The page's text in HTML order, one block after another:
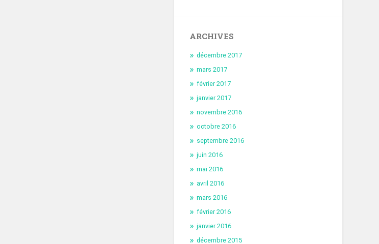
ARCHIVES
décembre 2017
mars 2017
février 2017
janvier 2017
novembre 2016
octobre 2016
septembre 2016
juin 2016
mai 2016
avril 2016
mars 2016
février 2016
janvier 2016
décembre 2015